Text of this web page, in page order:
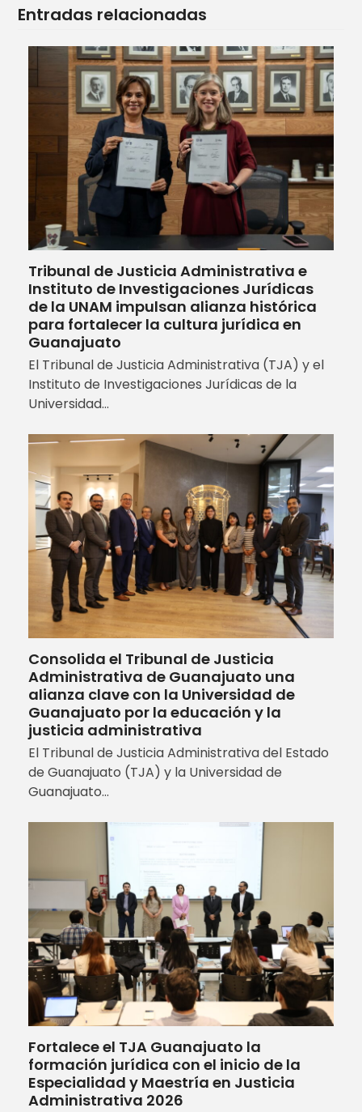
Entradas relacionadas
Tribunal de Justicia Administrativa e
Instituto de Investigaciones Jurídicas
de la UNAM impulsan alianza histórica
para fortalecer la cultura jurídica en
Guanajuato
El Tribunal de Justicia Administrativa (TJA) y el
Instituto de Investigaciones Jurídicas de la
Universidad…
Consolida el Tribunal de Justicia
Administrativa de Guanajuato una
alianza clave con la Universidad de
Guanajuato por la educación y la
justicia administrativa
El Tribunal de Justicia Administrativa del Estado
de Guanajuato (TJA) y la Universidad de
Guanajuato…
Fortalece el TJA Guanajuato la
formación jurídica con el inicio de la
Especialidad y Maestría en Justicia
Administrativa 2026